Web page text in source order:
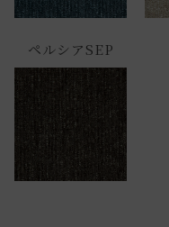
ペルシアSEP